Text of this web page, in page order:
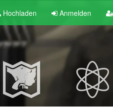
Hochladen Anmelden